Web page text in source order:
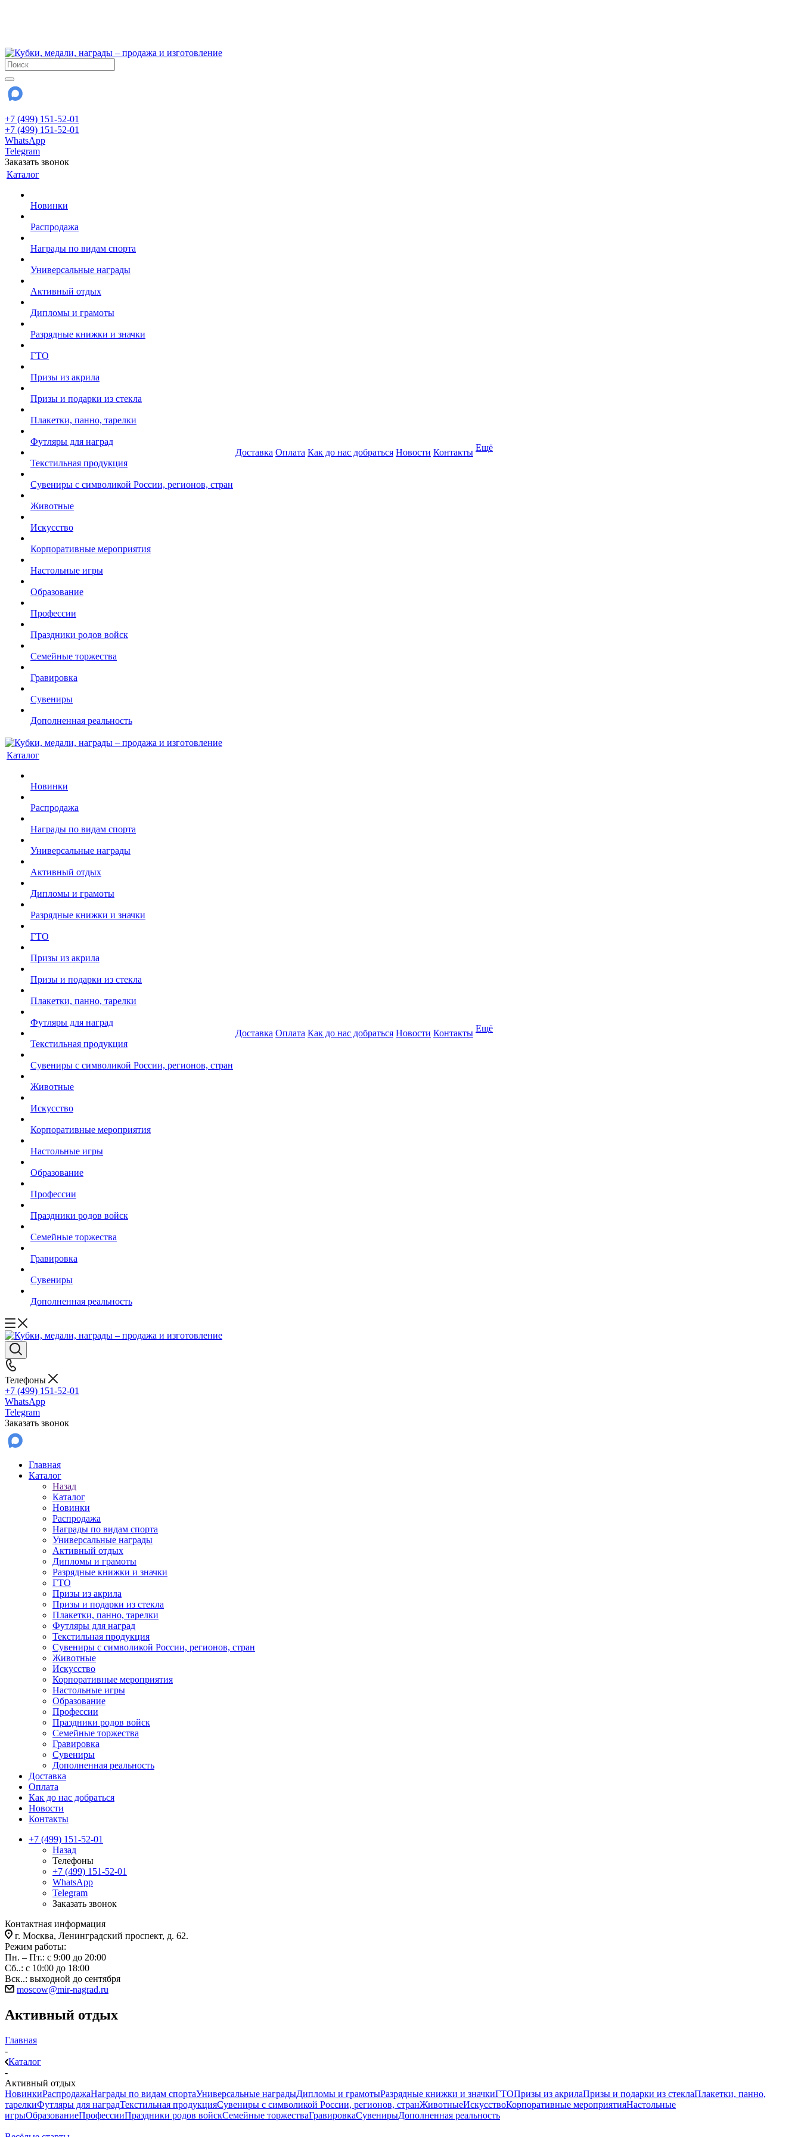
+7 (499) 151-52-01
+7 (499) 151-52-01
WhatsApp
Telegram
Заказать звонок
Каталог
Новинки
Распродажа
Награды по видам спорта
Универсальные награды
Активный отдых
Дипломы и грамоты
Разрядные книжки и значки
ГТО
Призы из акрила
Призы и подарки из стекла
Плакетки, панно, тарелки
Футляры для наград
Текстильная продукция
Сувениры с символикой России, регионов, стран
Животные
Искусство
Корпоративные мероприятия
Настольные игры
Образование
Профессии
Праздники родов войск
Семейные торжества
Гравировка
Сувениры
Дополненная реальность
Доставка Оплата Как до нас добраться Новости Контакты Ещё
Каталог
Новинки
Распродажа
Награды по видам спорта
Универсальные награды
Активный отдых
Дипломы и грамоты
Разрядные книжки и значки
ГТО
Призы из акрила
Призы и подарки из стекла
Плакетки, панно, тарелки
Футляры для наград
Текстильная продукция
Сувениры с символикой России, регионов, стран
Животные
Искусство
Корпоративные мероприятия
Настольные игры
Образование
Профессии
Праздники родов войск
Семейные торжества
Гравировка
Сувениры
Дополненная реальность
Доставка Оплата Как до нас добраться Новости Контакты Ещё
Телефоны
+7 (499) 151-52-01
WhatsApp
Telegram
Заказать звонок
Главная
Каталог
Назад
Каталог
Новинки
Распродажа
Награды по видам спорта
Универсальные награды
Активный отдых
Дипломы и грамоты
Разрядные книжки и значки
ГТО
Призы из акрила
Призы и подарки из стекла
Плакетки, панно, тарелки
Футляры для наград
Текстильная продукция
Сувениры с символикой России, регионов, стран
Животные
Искусство
Корпоративные мероприятия
Настольные игры
Образование
Профессии
Праздники родов войск
Семейные торжества
Гравировка
Сувениры
Дополненная реальность
Доставка
Оплата
Как до нас добраться
Новости
Контакты
+7 (499) 151-52-01
Назад
Телефоны
+7 (499) 151-52-01
WhatsApp
Telegram
Заказать звонок
Контактная информация
г. Москва, Ленинградский проспект, д. 62.
Режим работы:
Пн. – Пт.: с 9:00 до 20:00
Сб..: с 10:00 до 18:00
Вск..: выходной до сентября
moscow@mir-nagrad.ru
Активный отдых
Главная
-
Каталог
-
Активный отдых
НовинкиРаспродажаНаграды по видам спортаУниверсальные наградыДипломы и грамотыРазрядные книжки и значкиГТОПризы из акрилаПризы и подарки из стеклаПлакетки, панно,
тарелкиФутляры для наградТекстильная продукцияСувениры с символикой России, регионов, странЖивотныеИскусствоКорпоративные мероприятияНастольные
игрыОбразованиеПрофессииПраздники родов войскСемейные торжестваГравировкаСувенирыДополненная реальность